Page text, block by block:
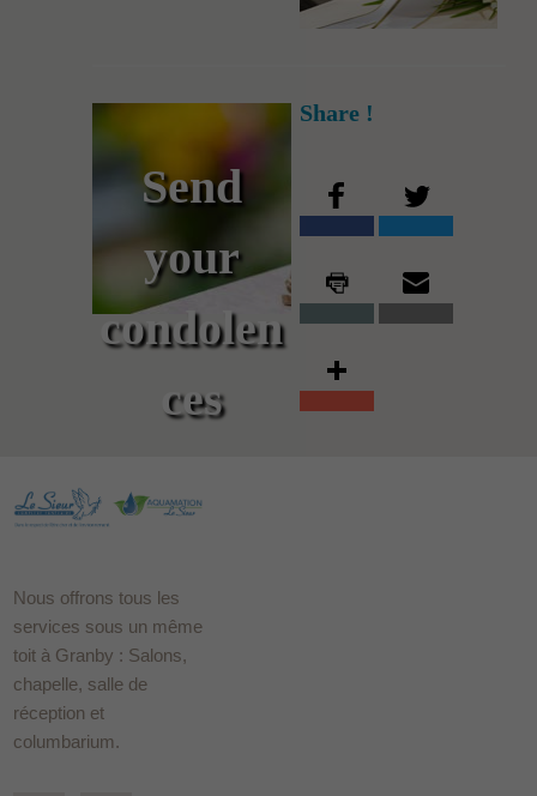
Send
your
condolen
ces
Share !
Nous offrons tous les
services sous un même
toit à Granby : Salons,
chapelle, salle de
réception et
columbarium.